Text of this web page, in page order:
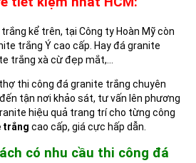
kể trên, tại Công ty Hoàn Mỹ còn
trắng Ý cao cấp. Hay đá granite
trắng xà cừ đẹp mắt,…
thi công đá granite trắng chuyên
tận nơi khảo sát, tư vấn lên phương
hiệu quả trang trí cho từng công
trắng cao cấp, giá cực hấp dẫn.
có nhu cầu thi công đá